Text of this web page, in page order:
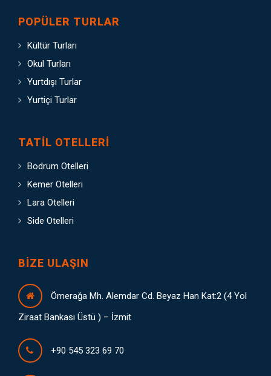
POPÜLER TURLAR
Kültür Turları
Okul Turları
Yurtdışı Turlar
Yurtiçi Turlar
TATIL OTELLERI
Bodrum Otelleri
Kemer Otelleri
Lara Otelleri
Side Otelleri
BIZE ULAŞIN
Ömerağa Mh. Alemdar Cd. Beyaz Han Kat:2 (4 Yol
Ziraat Bankası Üstü ) – İzmit
+90 545 323 69 70